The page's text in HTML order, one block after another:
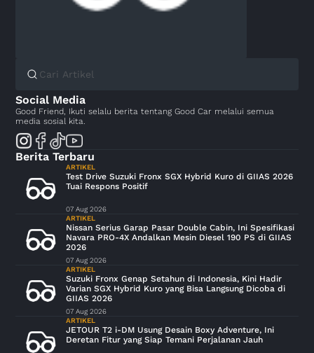
Social Media
Good Friend, Ikuti selalu berita tentang Good Car melalui semua
media sosial kita.
Berita Terbaru
ARTIKEL
Test Drive Suzuki Fronx SGX Hybrid Kuro di GIIAS 2026
Tuai Respons Positif
07 Aug 2026
ARTIKEL
Nissan Serius Garap Pasar Double Cabin, Ini Spesifikasi
Navara PRO-4X Andalkan Mesin Diesel 190 PS di GIIAS
2026
07 Aug 2026
ARTIKEL
Suzuki Fronx Genap Setahun di Indonesia, Kini Hadir
Varian SGX Hybrid Kuro yang Bisa Langsung Dicoba di
GIIAS 2026
07 Aug 2026
ARTIKEL
JETOUR T2 i-DM Usung Desain Boxy Adventure, Ini
Deretan Fitur yang Siap Temani Perjalanan Jauh